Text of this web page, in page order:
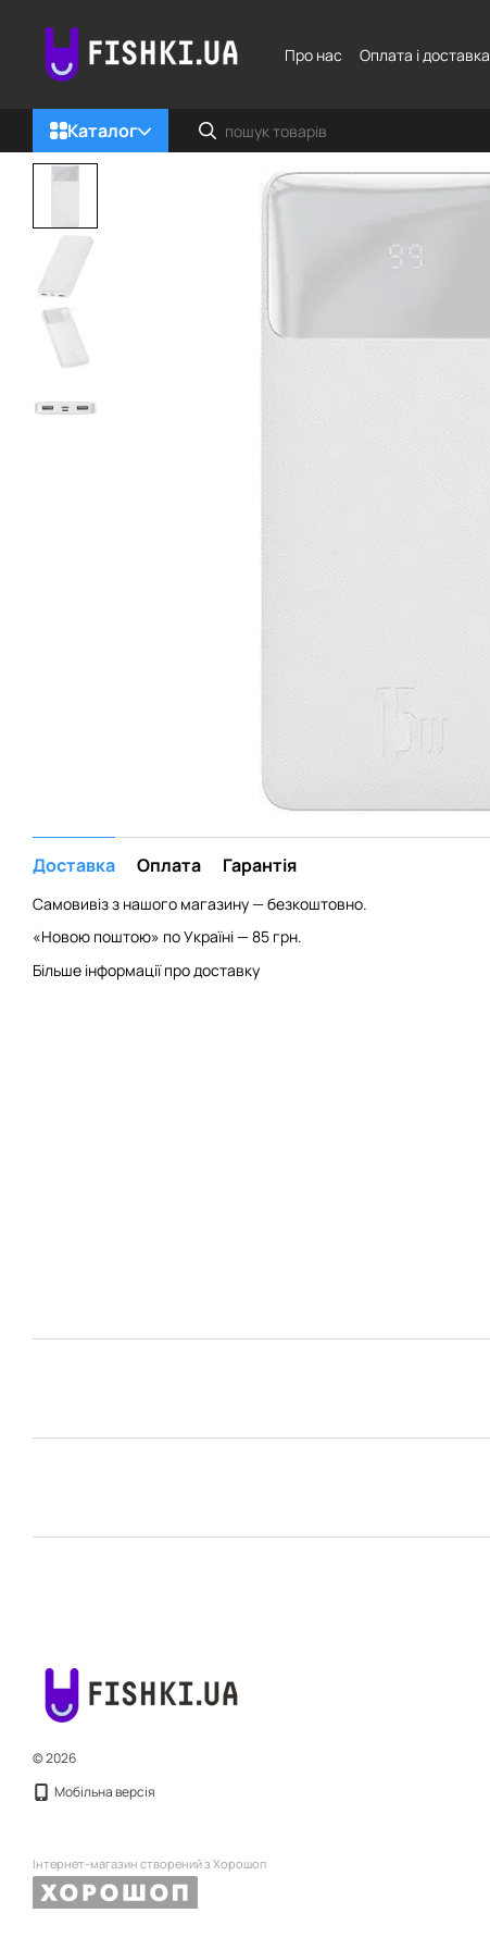
Про нас
Оплата і доставка
Каталог
Доставка Оплата Гарантія
Самовивіз з нашого магазину — безкоштовно.
«Новою поштою» по Україні — 85 грн.
Більше інформації про доставку
© 2026
Мобільна версія
Інтернет-магазин створений з Хорошоп